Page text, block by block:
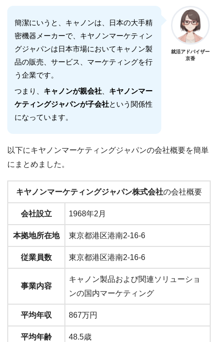
簡潔にいうと、キャノンは、日本の大手精
密機器メーカーで、キヤノンマーケティン
グジャパンは日本市場においてキャノン製
品の販売、サービス、マーケティングを行
う企業です。
つまり、 キャノンが親会社
キヤノンマー
ケティングジャパンが子会社という関係性
になっています。
就活アドバイザー
京香
以下にキヤノンマーケティングジャパンの会社概要を簡単
にまとめました。
キヤノンマーケティングジャパン株式会社の会社概要
会社設立 1968年2月
本拠地所在地 東京都港区港南2-16-6
従業員数 東京都港区港南2-16-6
事業内容
キャノン製品および関連ソリューショ
ンの国内マーケティング
平均年収 867万円
平均年齢 48.5歳